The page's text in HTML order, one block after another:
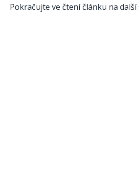
Pokračujte ve čtení článku na další